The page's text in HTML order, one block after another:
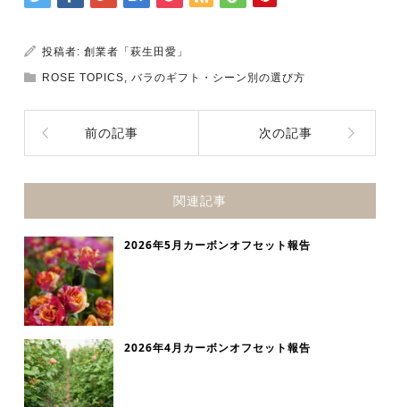
投稿者:創業者「萩生田愛」
ROSE TOPICS ,バラのギフト・シーン別の選び方
前の記事 次の記事
関連記事
2026年5月カーボンオフセット報告
2026年4月カーボンオフセット報告